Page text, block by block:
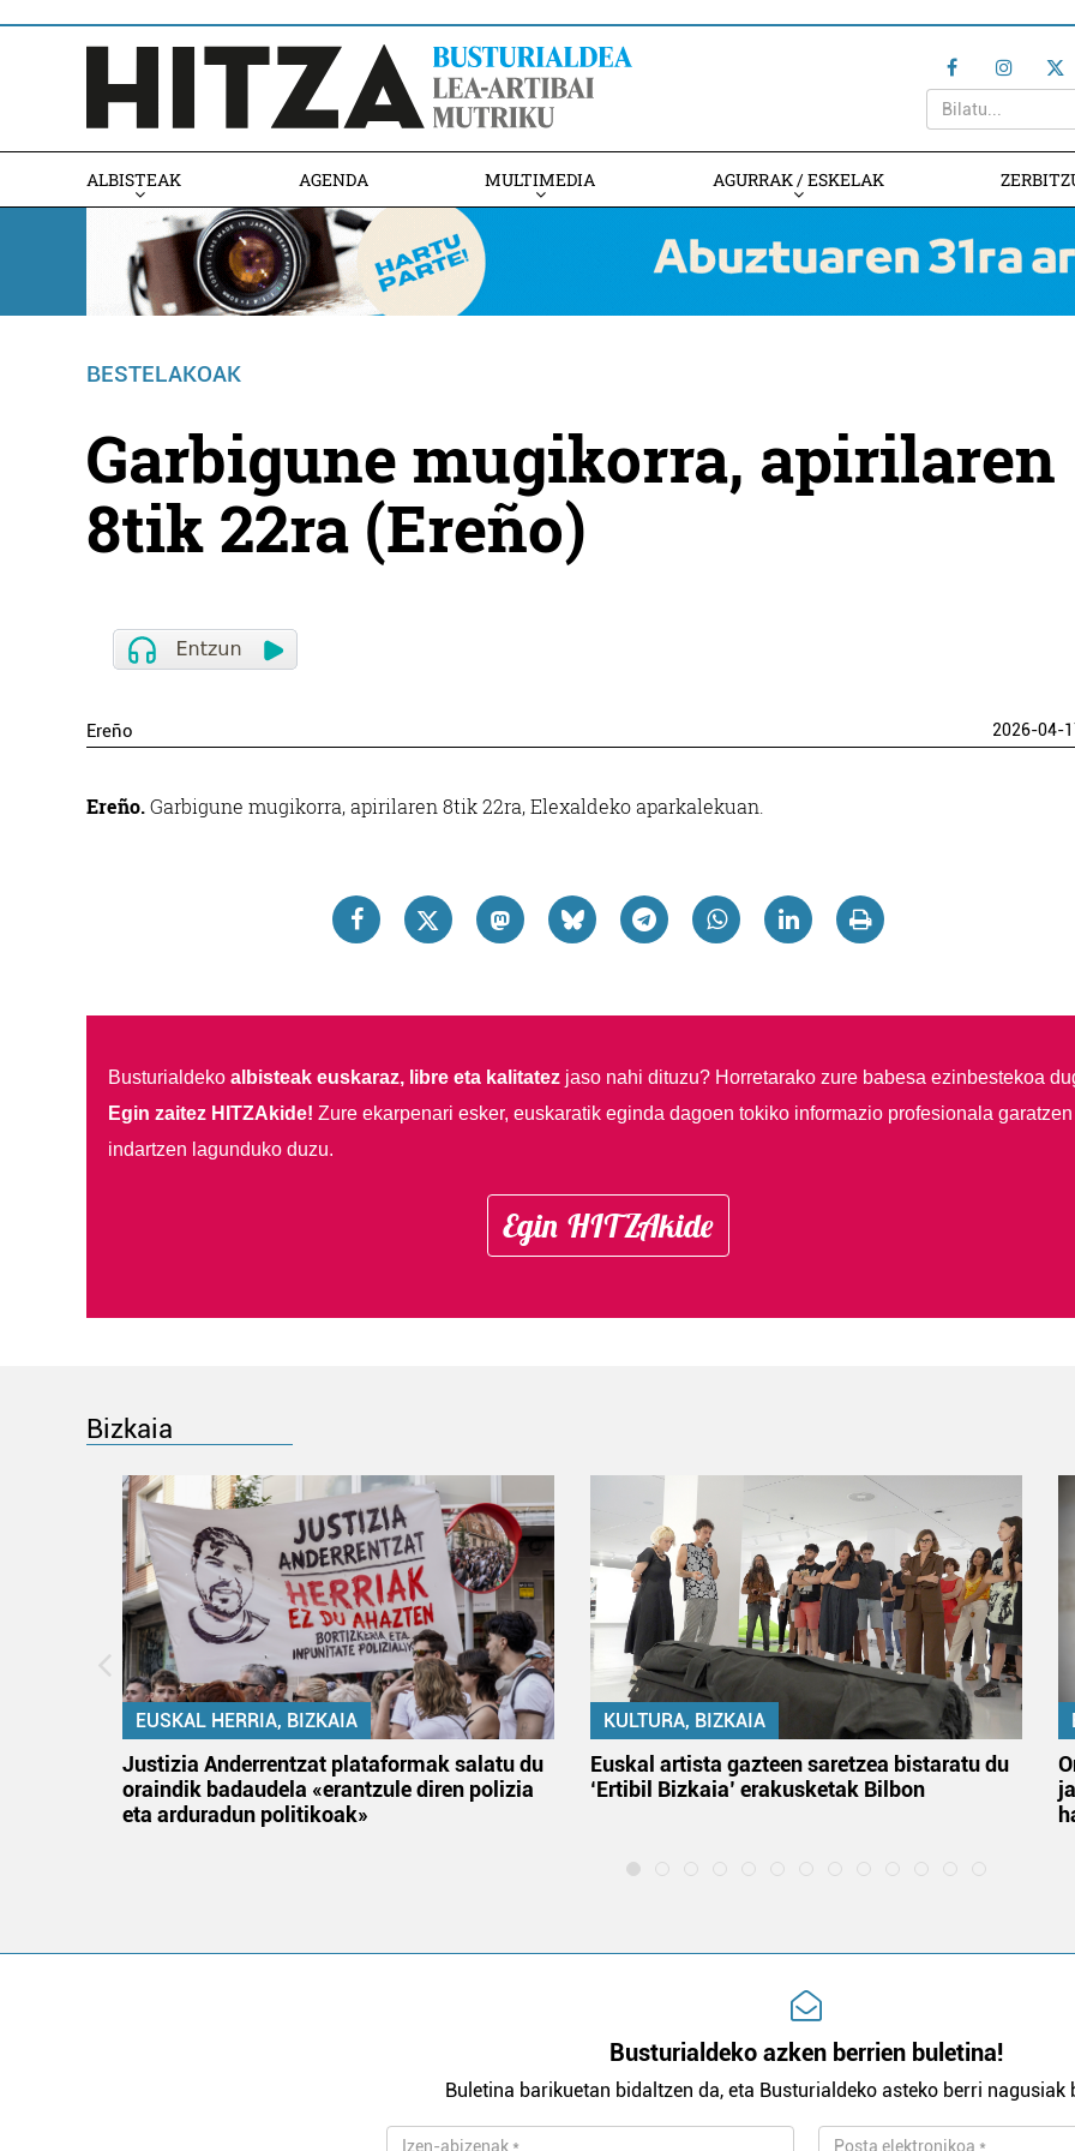
ALBISTEAK AGENDA MULTIMEDIA AGURRAK / ESKELAK
BESTELAKOAK
Garbigune mugikorra, apirilaren
8tik 22ra (Ereño)
Ereño 2026-04-
Ereño.Garbigune mugikorra, apirilaren 8tik 22ra, Elexaldeko aparkalekuan.
Busturialdeko albisteak euskaraz, libre eta kalitatezjaso nahi dituzu? Horretarako zure babesa ezinbestekoa
Egin zaitez HITZAkide! Zure ekarpenari esker, euskaratik eginda dagoen tokiko informazio profesionala garatzen
indartzen lagunduko duzu.
Egin HITZAkide
Bizkaia
EUSKAL HERRIA, BIZKAIA
Justizia Anderrentzat plataformak salatu du
oraindik badaudela «erantzule diren polizia
eta arduradun politikoak»
KULTURA, BIZKAIA
Euskal artista gazteen saretzea bistaratu du
‘Ertibil Bizkaia’ erakusketak Bilbon
Busturialdeko azken berrien buletina!
Buletina barikuetan bidaltzen da, eta Busturialdeko asteko berri nagusiak